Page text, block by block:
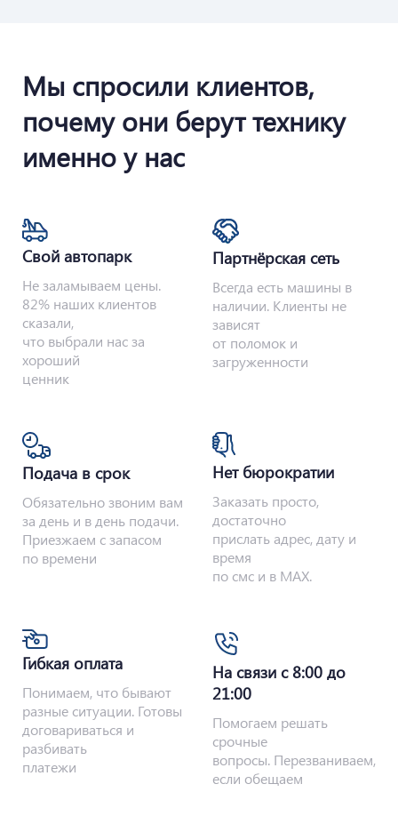
Мы спросили клиентов,
почему они берут технику
именно у нас
Свой автопарк
Не заламываем цены.
82% наших клиентов
сказали,
что выбрали нас за
хороший
ценник
Партнёрская сеть
Всегда есть машины в
наличии. Клиенты не
зависят
от поломок и
загруженности
Подача в срок
Обязательно звоним вам
за день и в день подачи.
Приезжаем с запасом
по времени
Нет бюрократии
Заказать просто,
достаточно
прислать адрес, дату и
время
по смс и в MAX.
Гибкая оплата
Понимаем, что бывают
разные ситуации. Готовы
договариваться и
разбивать
платежи
На связи с 8:00 до
21:00
Помогаем решать
срочные
вопросы. Перезваниваем,
если обещаем